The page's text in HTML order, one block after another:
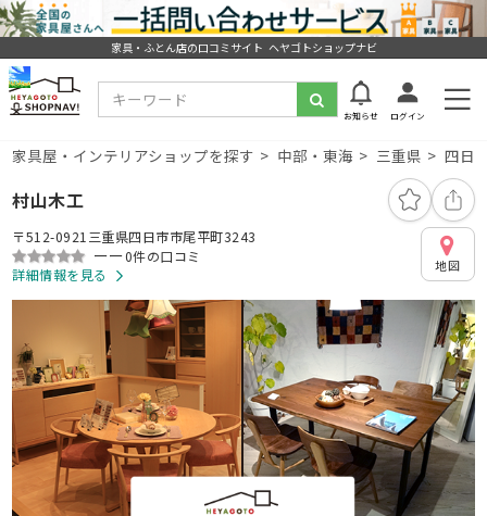
家具・ふとん店の口コミサイト ヘヤゴトショップナビ
お知らせ ログイン
家具屋・インテリアショップを探す 中部・東海 三重県 四日
村山木工
〒512-0921三重県四日市市尾平町3243
ーー0件の口コミ
詳細情報を見る
地図